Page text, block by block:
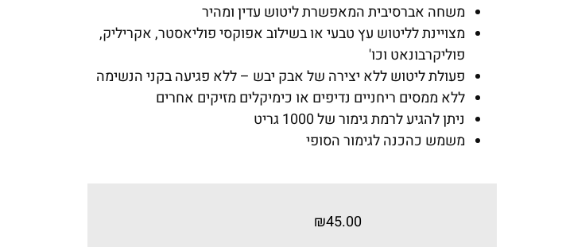
משחה אברסיבית המאפשרת ליטוש עדין ומהיר
מצויינת לליטוש עץ טבעי או בשילוב אפוקסי פוליאסטר, אקריליק,
פוליקרבונאט וכו'
פעולת ליטוש ללא יצירה של אבק יבש – ללא פגיעה בקני הנשימה
ללא ממסים ריחניים נדיפים או כימיקלים מזיקים אחרים
ניתן להגיע לרמת גימור של 1000 גריט
משמש כהכנה לגימור הסופי
₪45.00